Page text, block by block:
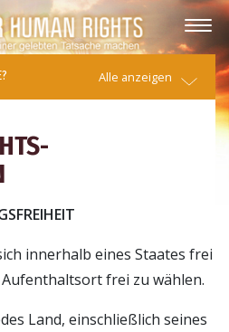
Alle anzeigen
innerhalb eines Staates frei
frei zu wählen.
Land, einschließlich seines